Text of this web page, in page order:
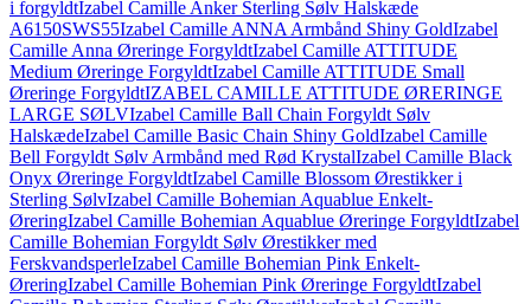
i forgyldtIzabel Camille Anker Sterling Sølv Halskæde
A6150SWS55Izabel Camille ANNA Armbånd Shiny GoldIzabel
Camille Anna Øreringe ForgyldtIzabel Camille ATTITUDE
Medium Øreringe ForgyldtIzabel Camille ATTITUDE Small
Øreringe ForgyldtIZABEL CAMILLE ATTITUDE ØRERINGE
LARGE SØLVIzabel Camille Ball Chain Forgyldt Sølv
HalskædeIzabel Camille Basic Chain Shiny GoldIzabel Camille
Bell Forgyldt Sølv Armbånd med Rød KrystalIzabel Camille Black
Onyx Øreringe ForgyldtIzabel Camille Blossom Ørestikker i
Sterling SølvIzabel Camille Bohemian Aquablue Enkelt-
ØreringIzabel Camille Bohemian Aquablue Øreringe ForgyldtIzabel
Camille Bohemian Forgyldt Sølv Ørestikker med
FerskvandsperleIzabel Camille Bohemian Pink Enkelt-
ØreringIzabel Camille Bohemian Pink Øreringe ForgyldtIzabel